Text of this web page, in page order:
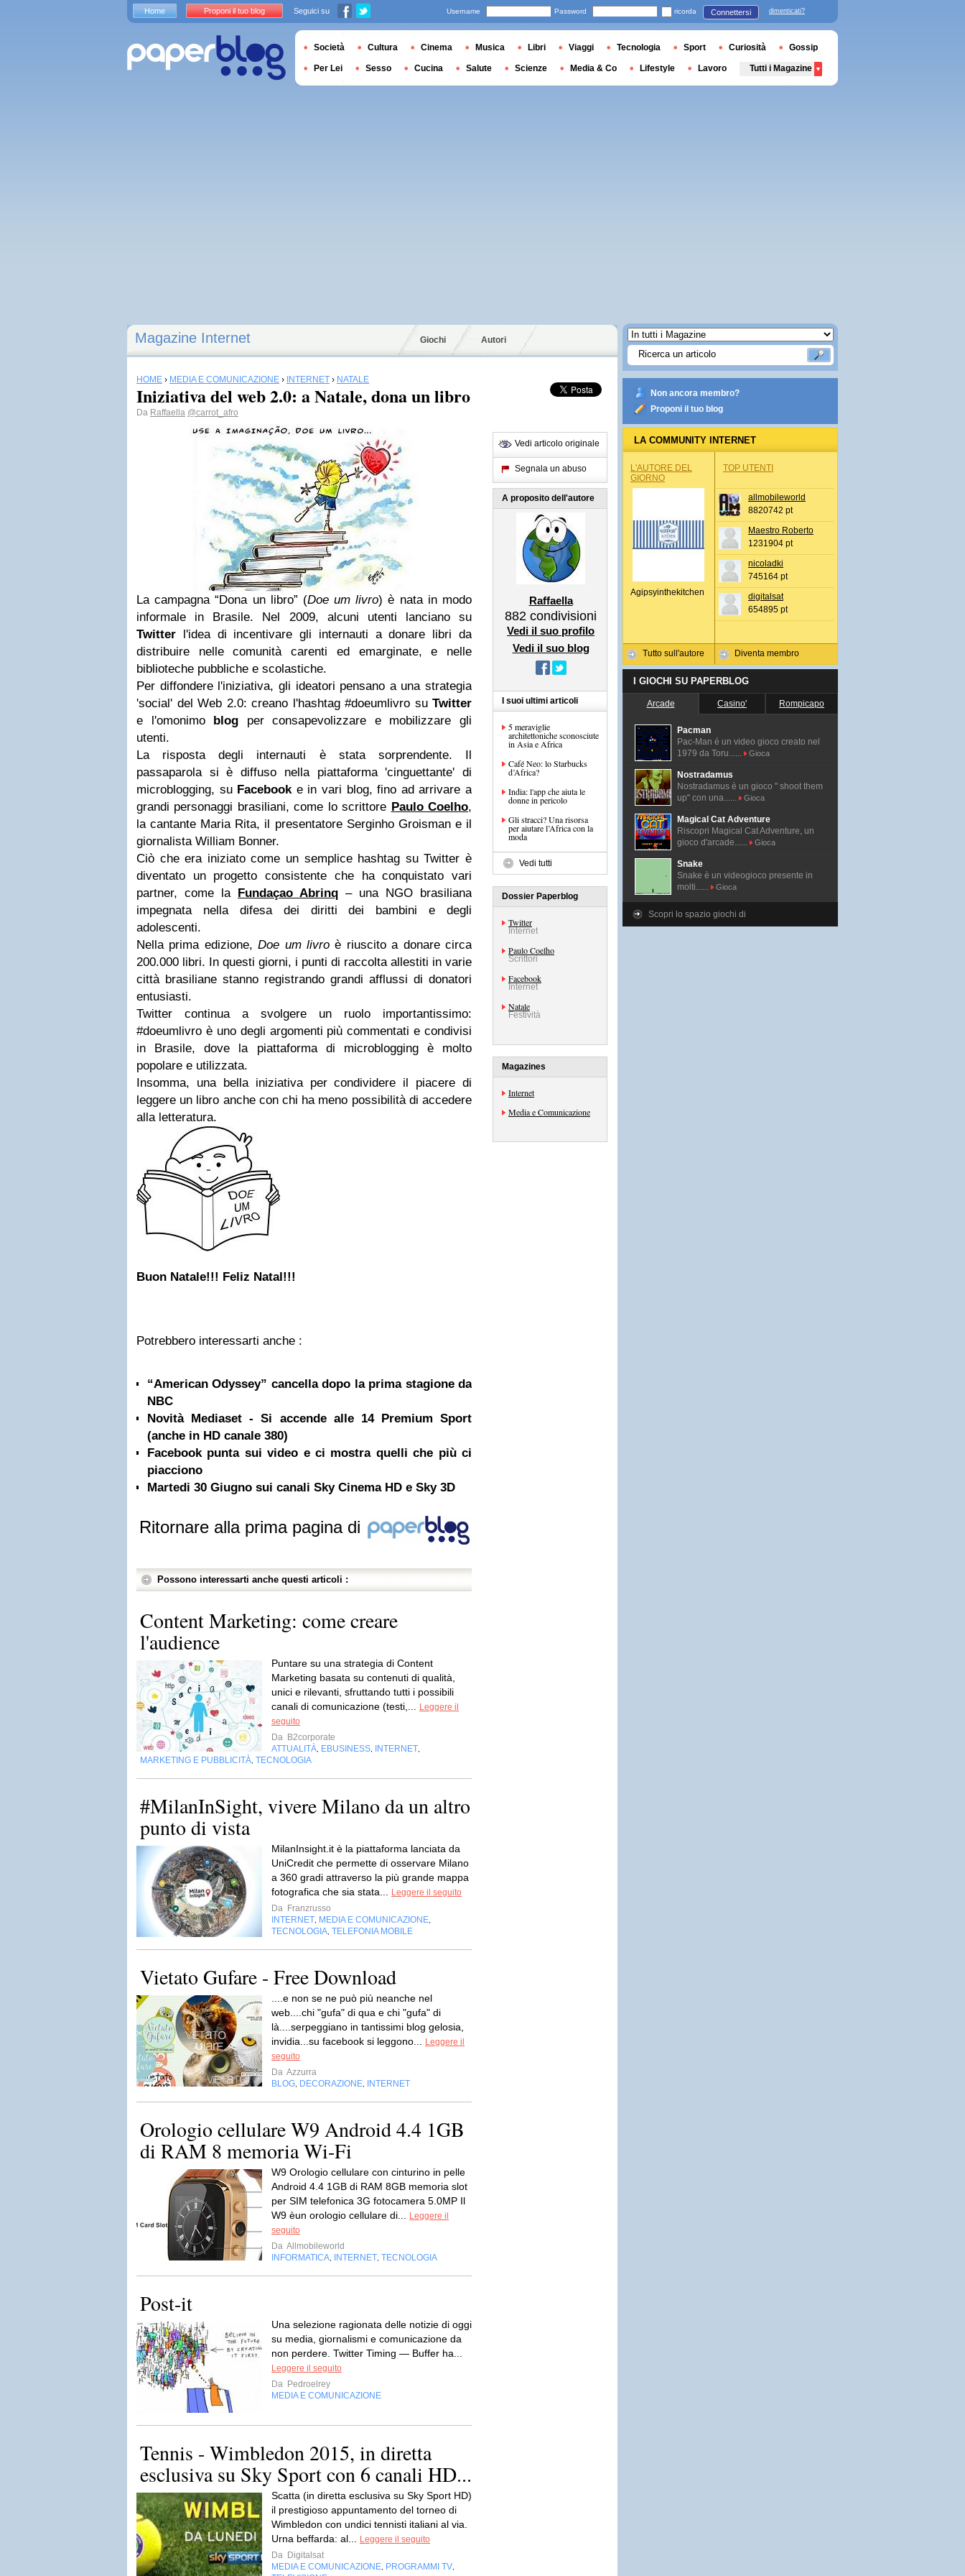
Magazine Internet Giochi Autori
HOME › MEDIA E COMUNICAZIONE › INTERNET › NATALE
Iniziativa del web 2.0: a Natale, dona un libro
Da Raffaella @carrot_afro
La campagna “Dona un libro” (Doe um livro) è nata in modo
informale in Brasile. Nel 2009, alcuni utenti lanciano su
Twitter l'idea di incentivare gli internauti a donare libri da
distribuire nelle comunità carenti ed emarginate, e nelle
biblioteche pubbliche e scolastiche.
Per diffondere l'iniziativa, gli ideatori pensano a una strategia
'social' del Web 2.0: creano l'hashtag #doeumlivro su Twitter
e l'omonimo blog per consapevolizzare e mobilizzare gli
utenti.
La risposta degli internauti è stata sorprendente. Il
passaparola si è diffuso nella piattaforma 'cinguettante' di
microblogging, su Facebooke in vari blog, fino ad arrivare a
grandi personaggi brasiliani, come lo scrittore Paulo Coelho,
la cantante Maria Rita, il presentatore Serginho Groisman e il
giornalista William Bonner.
Ciò che era iniziato come un semplice hashtag su Twitter è
diventato un progetto consistente che ha conquistato vari
partner, come la Fundaçao Abrinq – una NGO brasiliana
impegnata nella difesa dei diritti dei bambini e degli
adolescenti.
Nella prima edizione,Doe um livro è riuscito a donare circa
200.000 libri. In questi giorni, i punti di raccolta allestiti in varie
città brasiliane stanno registrando grandi afflussi di donatori
entusiasti.
Twitter continua a svolgere un ruolo importantissimo:
#doeumlivro è uno degli argomenti più commentati e condivisi
in Brasile, dove la piattaforma di microblogging è molto
popolare e utilizzata.
Insomma, una bella iniziativa per condividere il piacere di
leggere un libro anche con chi ha meno possibilità di accedere
alla letteratura.
Buon Natale!!! Feliz Natal!!!
Potrebbero interessarti anche :
“American Odyssey” cancella dopo la prima stagione da
NBC
Novità Mediaset - Si accende alle 14 Premium Sport
(anche in HD canale 380)
Facebook punta sui video e ci mostra quelli che più ci
piacciono
Martedi 30 Giugno sui canali Sky Cinema HD e Sky 3D
Ritornare alla prima pagina di
Possono interessarti anche questi articoli :
Content Marketing: come creare
l'audience
Puntare su una strategia di Content
Marketing basata su contenuti di qualità,
unici e rilevanti, sfruttando tutti i possibili
canali di comunicazione (testi,...
Leggere il
seguito
Da B2corporate
ATTUALITÀ EBUSINESS INTERNET
MARKETING E PUBBLICITÀ TECNOLOGIA
#MilanInSight, vivere Milano da un altro
punto di vista
MilanInsight.it è la piattaforma lanciata da
UniCredit che permette di osservare Milano
a 360 gradi attraverso la più grande mappa
fotografica che sia stata...
Leggere il seguito
Da Franzrusso
INTERNET MEDIA E COMUNICAZIONE
TECNOLOGIA TELEFONIA MOBILE
Vietato Gufare - Free Download
....e non se ne può più neanche nel
web....chi "gufa" di qua e chi "gufa" di
là....serpeggiano in tantissimi blog gelosia,
invidia...su facebook si leggono...
Leggere il
seguito
Da Azzurra
BLOG DECORAZIONE INTERNET
Orologio cellulare W9 Android 4.4 1GB
di RAM 8 memoria Wi-Fi
W9 Orologio cellulare con cinturino in pelle
Android 4.4 1GB di RAM 8GB memoria slot
per SIM telefonica 3G fotocamera 5.0MP Il
W9 èun orologio cellulare di...
Leggere il
seguito
Da Allmobileworld
INFORMATICA
INTERNET TECNOLOGIA
Post-it
Una sele­zione ragio­nata delle noti­zie di oggi
su media, gior­na­li­smi e comu­ni­ca­zione da
non perdere. Twit­ter Timing — Buf­fer ha...
Leggere il seguito
Da Pedroelrey
MEDIA E COMUNICAZIONE
Tennis - Wimbledon 2015, in diretta
esclusiva su Sky Sport con 6 canali HD...
Scatta (in diretta esclusiva su Sky Sport HD)
il prestigioso appuntamento del torneo di
Wimbledon con undici tennisti italiani al via.
Urna beffarda: al...
Leggere il seguito
Da Digitalsat
MEDIA E COMUNICAZIONE PROGRAMMI TV
Vedi articolo originale
Segnala un abuso
A proposito dell'autore
Raffaella
882 condivisioni
Vedi il suo profilo
Vedi il suo blog
I suoi ultimi articoli
5 meraviglie
architettoniche sconosciute
in Asia e Africa
Café Neo: lo Starbucks
d’Africa?
India: l'app che aiuta le
donne in pericolo
Gli stracci? Una risorsa
per aiutare l’Africa con la
moda
Vedi tutti
Dossier Paperblog
Twitter
Internet
Paulo Coelho
Scrittori
Facebook
Internet
Natale
Festività
Magazines
Internet
Media e Comunicazione
Non ancora membro?
Proponi il tuo blog
LA COMMUNITY INTERNET
L'AUTORE DEL
GIORNO
Agipsyinthekitchen
Tutto sull'autore
TOP UTENTI
allmobileworld
8820742 pt
Maestro Roberto
1231904 pt
nicoladki
745164 pt
digitalsat
654895 pt
Diventa membro
I GIOCHI SU PAPERBLOG
Arcade Casino' Rompicapo
Pacman
Pac-Man é un video gioco creato nel
1979 da Toru......
Gioca
Nostradamus
Nostradamus è un gioco " shoot them
up" con una......
Gioca
Magical Cat Adventure
Riscopri Magical Cat Adventure, un
gioco d'arcade......
Gioca
Snake
Snake è un videogioco presente in
molti......
Gioca
Scopri lo spazio giochi di
Home Proponi il tuo blog Seguici su Username Password ricorda Connettersi dimenticati?
Società Cultura Cinema Musica Libri Viaggi Tecnologia Sport Curiosità Gossip
Per Lei Sesso Cucina Salute Scienze Media & Co Lifestyle Lavoro Tutti i Magazine